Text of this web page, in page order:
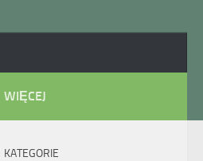
WIĘCEJ
KATEGORIE